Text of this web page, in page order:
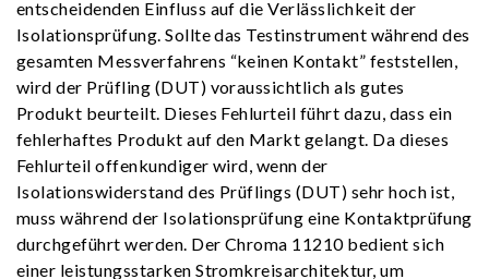
entscheidenden Einfluss auf die Verlässlichkeit der
Isolationsprüfung. Sollte das Testinstrument während des
gesamten Messverfahrens “keinen Kontakt” feststellen,
wird der Prüfling (DUT) voraussichtlich als gutes
Produkt beurteilt. Dieses Fehlurteil führt dazu, dass ein
fehlerhaftes Produkt auf den Markt gelangt. Da dieses
Fehlurteil offenkundiger wird, wenn der
Isolationswiderstand des Prüflings (DUT) sehr hoch ist,
muss während der Isolationsprüfung eine Kontaktprüfung
durchgeführt werden. Der Chroma 11210 bedient sich
einer leistungsstarken Stromkreisarchitektur, um